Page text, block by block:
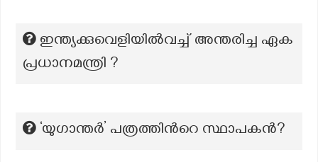
ഇന്ത്യക്കുവെളിയിൽവച്ച് അന്തരിച്ച ഏക
പ്രധാനമന്ത്രി ?
‘യുഗാന്തർ’ പത്രത്തിന്‍റെ സ്ഥാപകന്‍?